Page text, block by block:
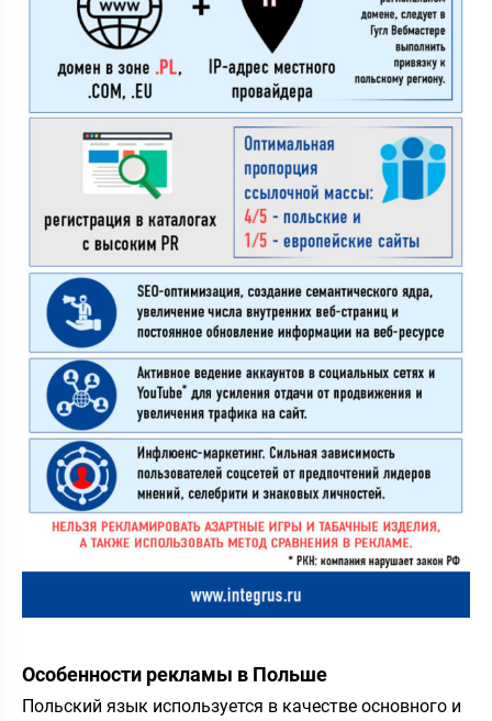
Особенности рекламы в Польше
Польский язык используется в качестве основного и